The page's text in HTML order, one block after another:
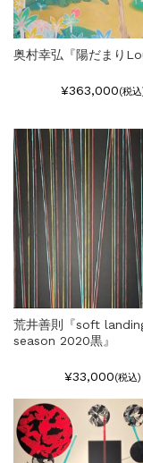
奥村幸弘『陽だまり
¥363,000(税
荒井善則『soft
season 2020黒』
¥33,000(税込)